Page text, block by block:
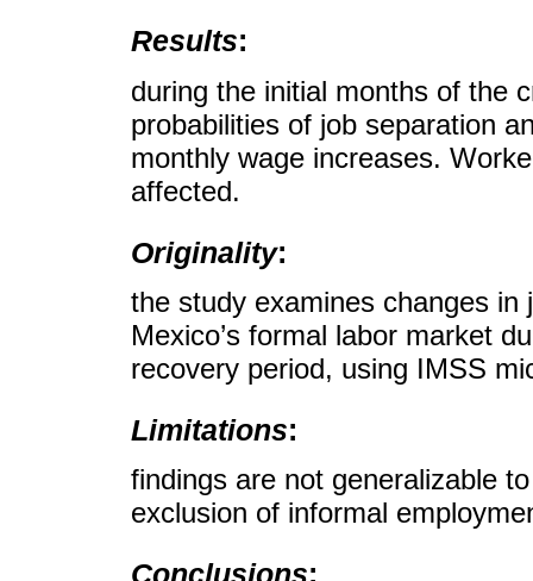
Results:
during the initial months of the
probabilities of job separation
monthly wage increases.
affected.
Originality:
the study examines changes in
Mexico’s formal labor market
recovery period, using IMSS
Limitations:
findings are not generalizable
exclusion of informal